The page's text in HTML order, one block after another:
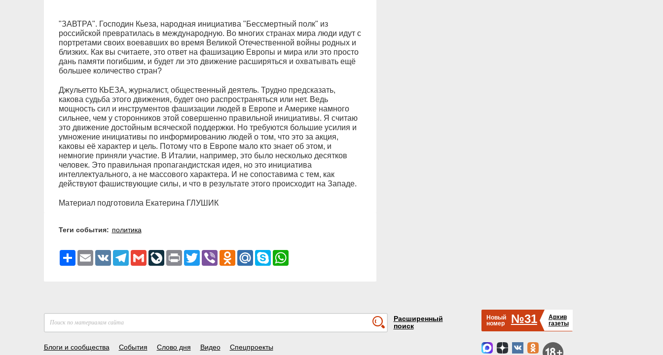
"ЗАВТРА". Господин Кьеза, народная инициатива "Бессмертный полк" из
российской превратилась в международную. Во многих странах мира люди идут с
портретами своих воевавших во время Великой Отечественной войны родных и
близких. Как вы считаете, это ответ на фашизацию Европы и мира или это просто
дань памяти погибшим, и будет ли это движение расширяться и охватывать ещё
большее количество стран?
Джульетто КЬЕЗА, журналист, общественный деятель. Трудно предсказать,
какова судьба этого движения, будет оно распространяться или нет. Ведь
мощность сил и инструментов фашизации людей в Европе и Америке намного
сильнее, чем у сторонников этой совершенно правильной инициативы. Я считаю
это движение достойным всяческой поддержки. Но требуются большие усилия и
умножение инициативы по информированию людей о том, что это за акция,
каковы её характер и цель. Потому что в Европе мало кто знает об этом, и
немногие приняли участие. В Италии, например, это было несколько десятков
человек. Это правильная пропагандистская идея, но это инициатива
интеллектуального, а не массового характера. И не сопоставима с тем, как
действуют фашиствующие силы, и что в результате этого происходит на Западе.
Материал подготовила Екатерина ГЛУШИК
Теги события: политика
РесурсEmail VK Telegram
GmailLiveJournal
Print TwitterViber Odnoklassniki
Mail.RuSkypeWhatsApp
Расширенный
поиск
Блоги и сообщества События Слово дня Видео Спецпроекты
Новый
номер
№31
Архив
газеты